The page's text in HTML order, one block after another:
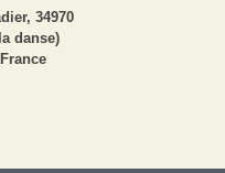
34970
danse)